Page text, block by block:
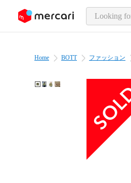
page content
Home BOTT ファッション